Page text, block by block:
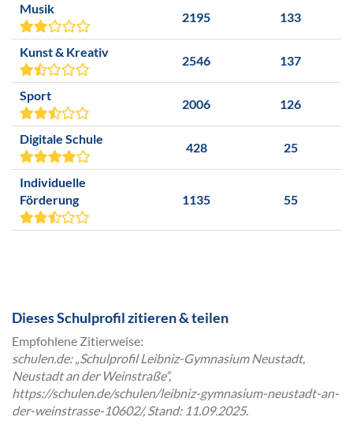
Musik
2195 133
Kunst & Kreativ
2546 137
Sport
2006 126
Digitale Schule
428 25
Individuelle
Förderung
1135 55
Dieses Schulprofil zitieren & teilen
Empfohlene Zitierweise:
schulen.de: „Schulprofil Leibniz-Gymnasium Neustadt,
Neustadt an der Weinstraße“,
https://schulen.de/schulen/leibniz-gymnasium-neustadt-an-
der-weinstrasse-10602/, Stand: 11.09.2025.